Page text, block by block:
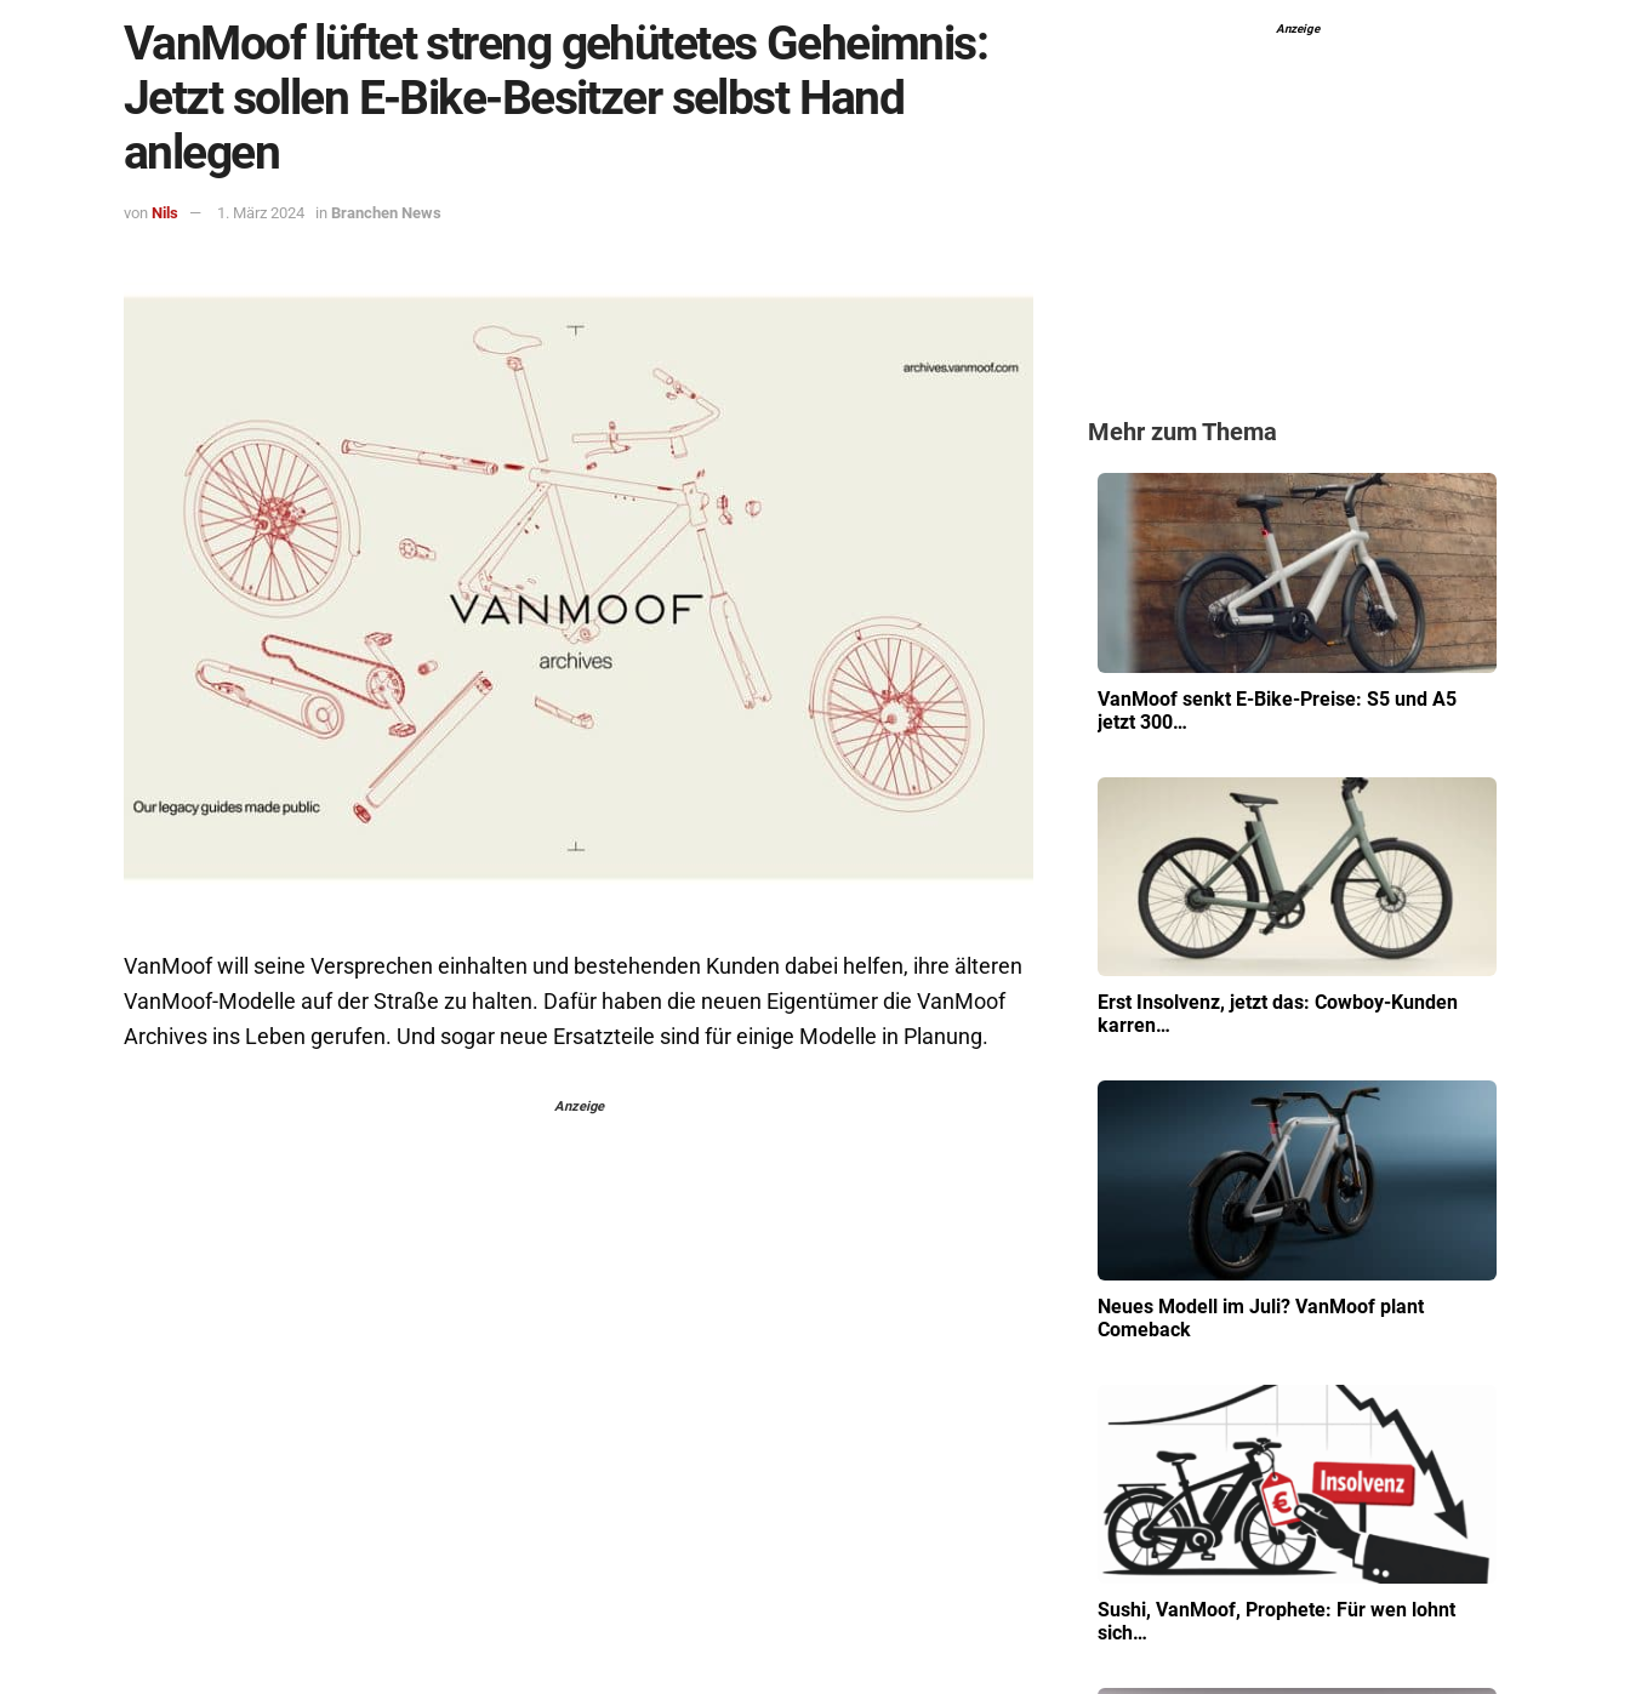
VanMoof lüftet streng gehütetes Geheimnis:
Jetzt sollen E-Bike-Besitzer selbst Hand
anlegen
von Nils 1. März 2024 in Branchen News
VanMoof will seine Versprechen einhalten und bestehenden Kunden dabei helfen, ihre älteren
VanMoof-Modelle auf der Straße zu halten. Dafür haben die neuen Eigentümer die VanMoof
Archives ins Leben gerufen. Und sogar neue Ersatzteile sind für einige Modelle in Planung.
Anzeige
Anzeige
Mehr zum Thema
VanMoof senkt E-Bike-Preise: S5 und A5
jetzt 300…
Erst Insolvenz, jetzt das: Cowboy-Kunden
karren…
Neues Modell im Juli? VanMoof plant
Comeback
Sushi, VanMoof, Prophete: Für wen lohnt
sich…